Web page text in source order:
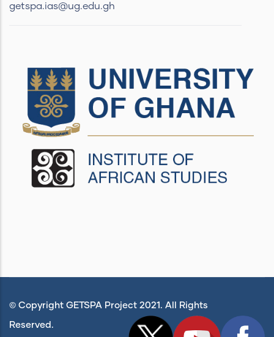
getspa.ias@ug.edu.gh
© Copyright GETSPA Project 2021. All Rights
Reserved.